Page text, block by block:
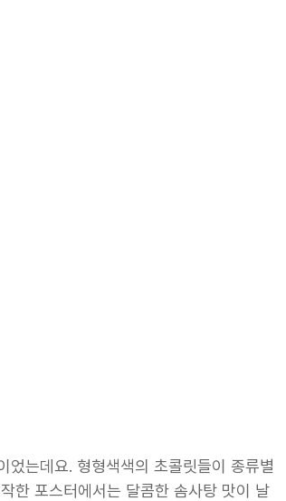
는데요. 형형색색의 초콜릿들이 종류별
한 포스터에서는 달콤한 솜사탕 맛이 날